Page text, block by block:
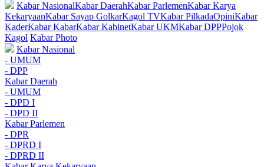
Kabar NasionalKabar DaerahKabar ParlemenKabar Karya
KekaryaanKabar Sayap GolkarKagol TVKabar PilkadaOpiniKabar
KaderKabar KabarKabar KabinetKabar UKMKabar DPPPojok
Kagol Kabar Photo
Kabar Nasional
- UMUM
- DPP
Kabar Daerah
- UMUM
- DPD I
- DPD II
Kabar Parlemen
- DPR
- DPRD I
- DPRD II